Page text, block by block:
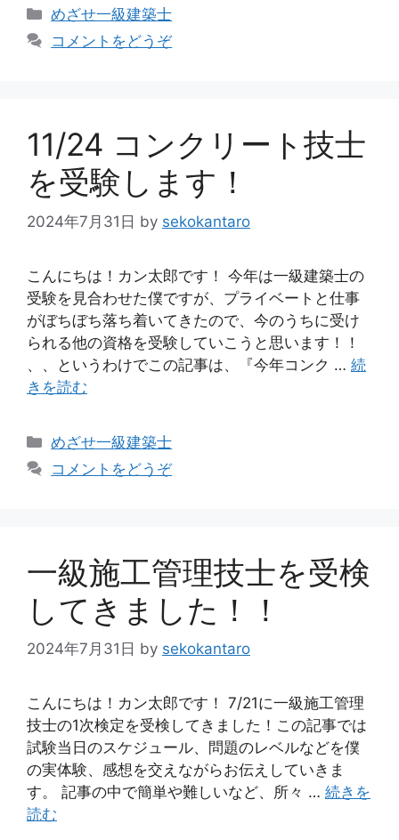
カ
テ
めざせ一級建築士
コメントをどうぞ
11/24 コンクリート技士
を受験します！
2024年7月31日 by sekokantaro
こんにちは！カン太郎です！ 今年は一級建築士の
受験を見合わせた僕ですが、プライベートと仕事
がぼちぼち落ち着いてきたので、今のうちに受け
られる他の資格を受験していこうと思います！！
、、というわけでこの記事は、『今年コンク … 続
きを読む
カ
めざせ一級建築士
コメントをどうぞ
一級施工管理技士を受検
してきました！！
2024年7月31日 by sekokantaro
こんにちは！カン太郎です！ 7/21に一級施工管理
技士の1次検定を受検してきました！この記事では
試験当日のスケジュール、問題のレベルなどを僕
の実体験、感想を交えながらお伝えしていきま
す。 記事の中で簡単や難しいなど、所々 … 続きを
読む